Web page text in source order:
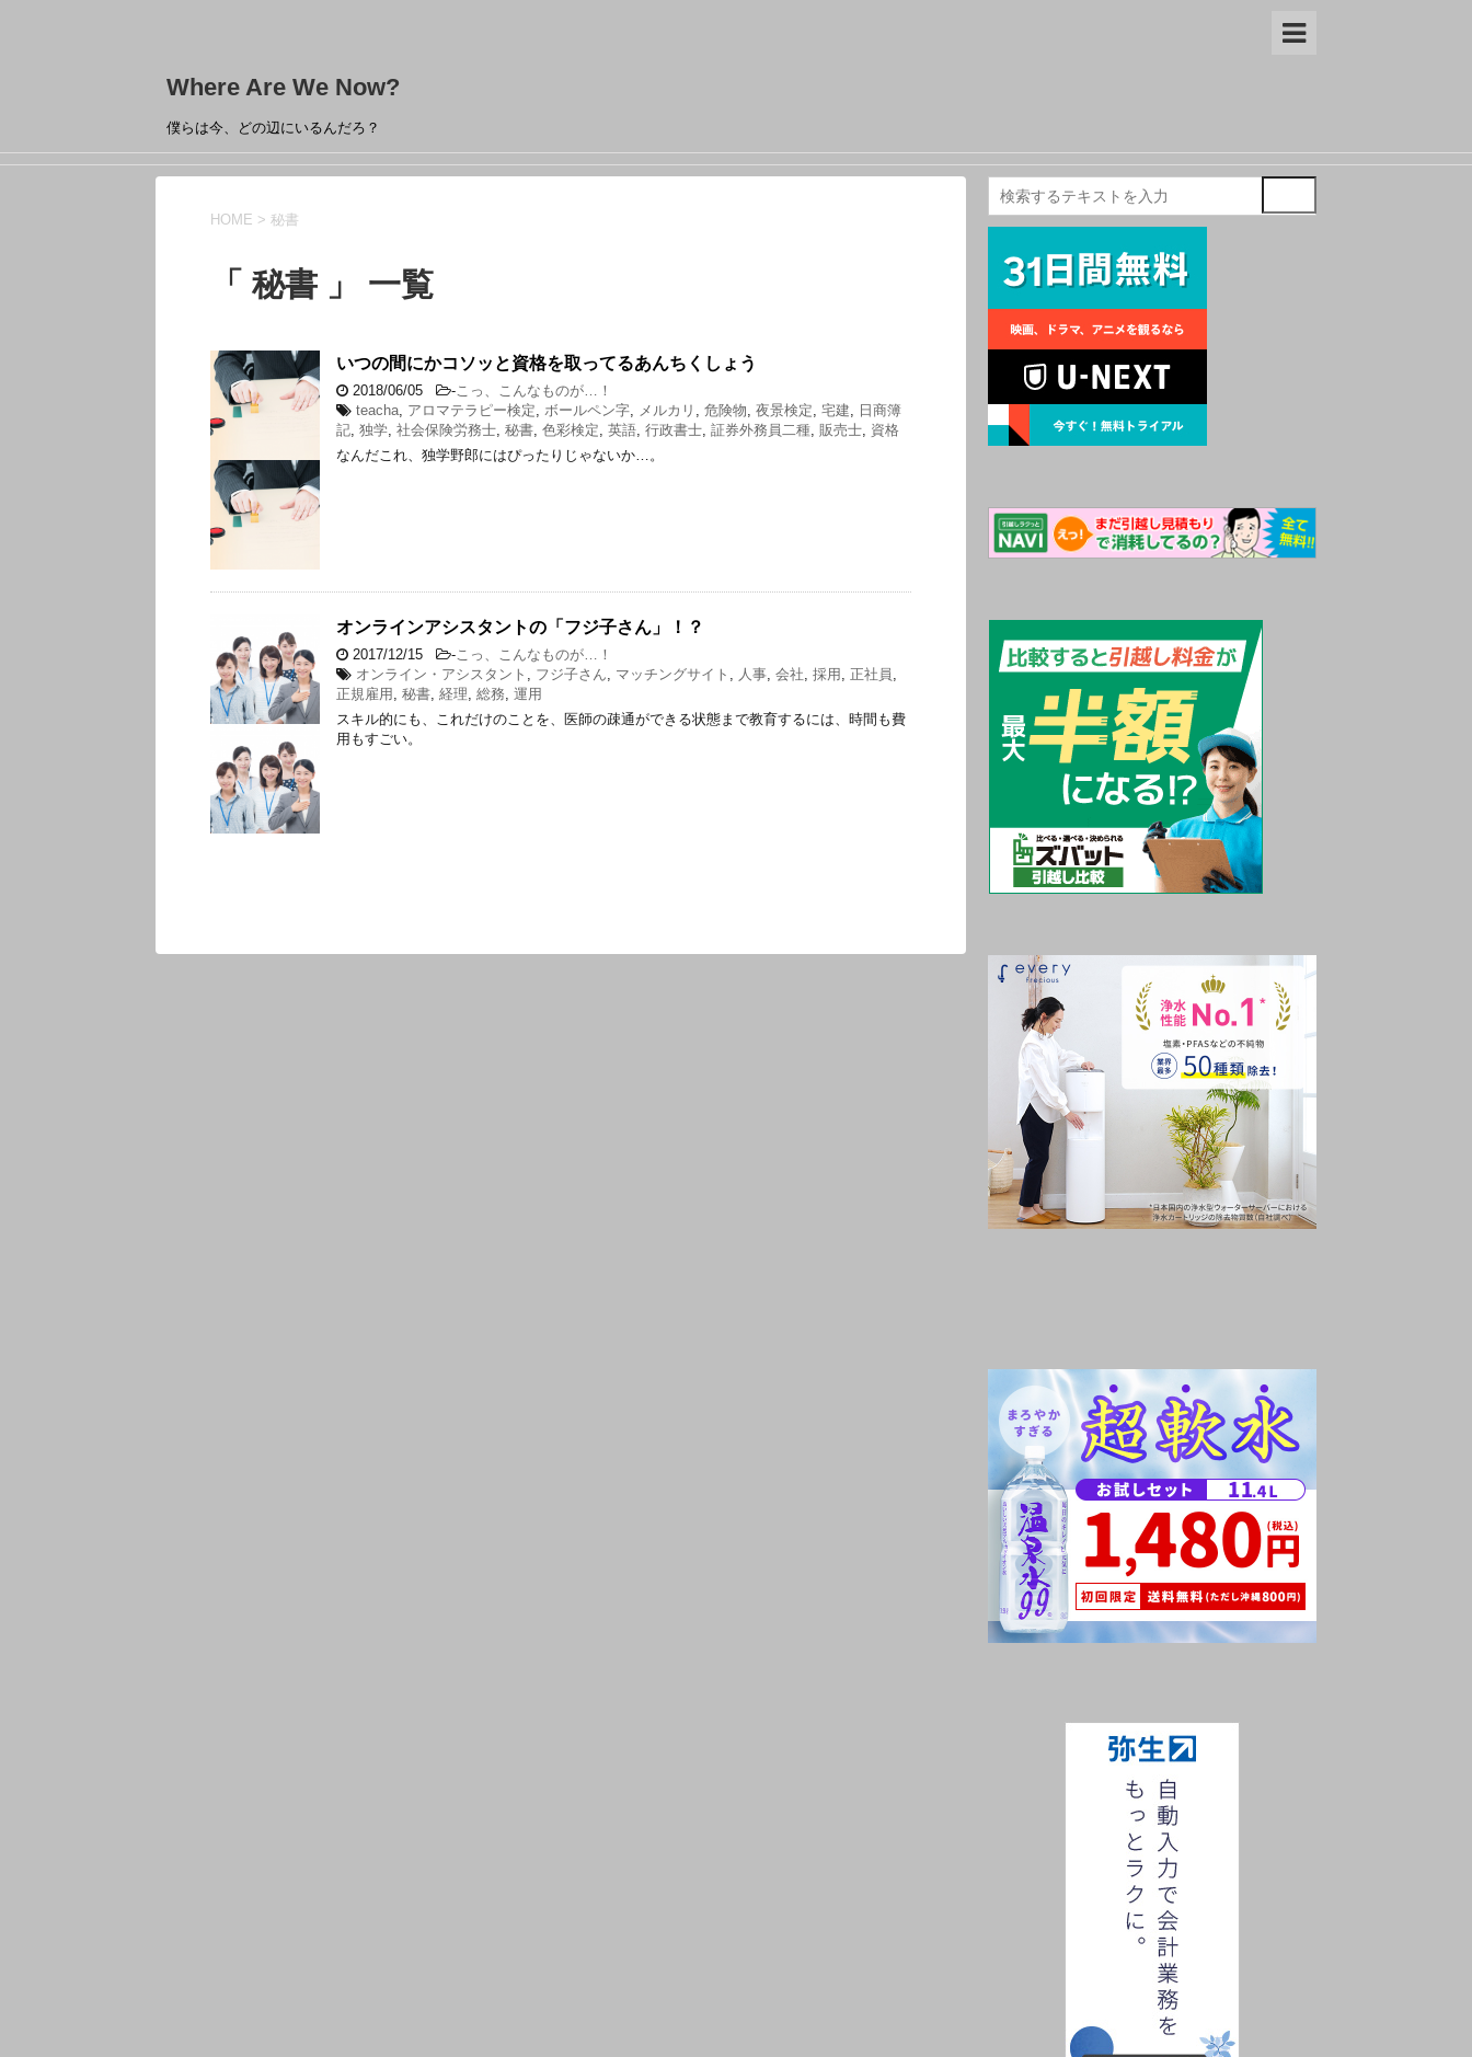
Where Are We Now?
僕らは今、どの辺にいるんだろ？
HOME > 秘書
「 秘書 」 一覧
いつの間にかコソッと資格を取ってるあんちくしょう
2018/06/05 -こっ、こんなものが…！
teacha, アロマテラピー検定, ボールペン字, メルカリ , 危険物, 夜景検定, 宅建, 日商簿
記, 独学, 社会保険労務士, 秘書, 色彩検定, 英語, 行政書士, 証券外務員二種, 販売士, 資格
なんだこれ、独学野郎にはぴったりじゃないか…。
オンラインアシスタントの「フジ子さん」！？
2017/12/15 -こっ、こんなものが…！
オンライン・アシスタント , フジ子さん, マッチングサイト , 人事, 会社, 採用 , 正社員 ,
正規雇用 , 秘書, 経理, 総務, 運用
スキル的にも、これだけのことを、医師の疎通ができる状態まで教育するには、時間も費
用もすごい。